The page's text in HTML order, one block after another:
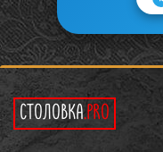
СТОЛОВКА.PRO